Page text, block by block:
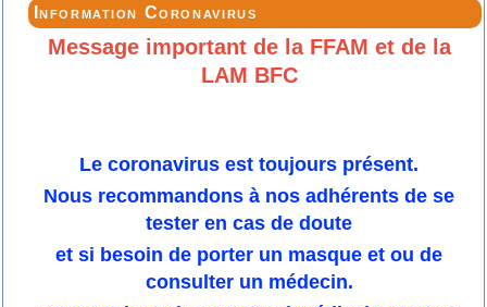
Information Coronavirus
Message important de la FFAM et de la
LAM BFC
Le coronavirus est toujours présent.
Nous recommandons à nos adhérents de se
tester en cas de doute
et si besoin de porter un masque et ou de
consulter un médecin.